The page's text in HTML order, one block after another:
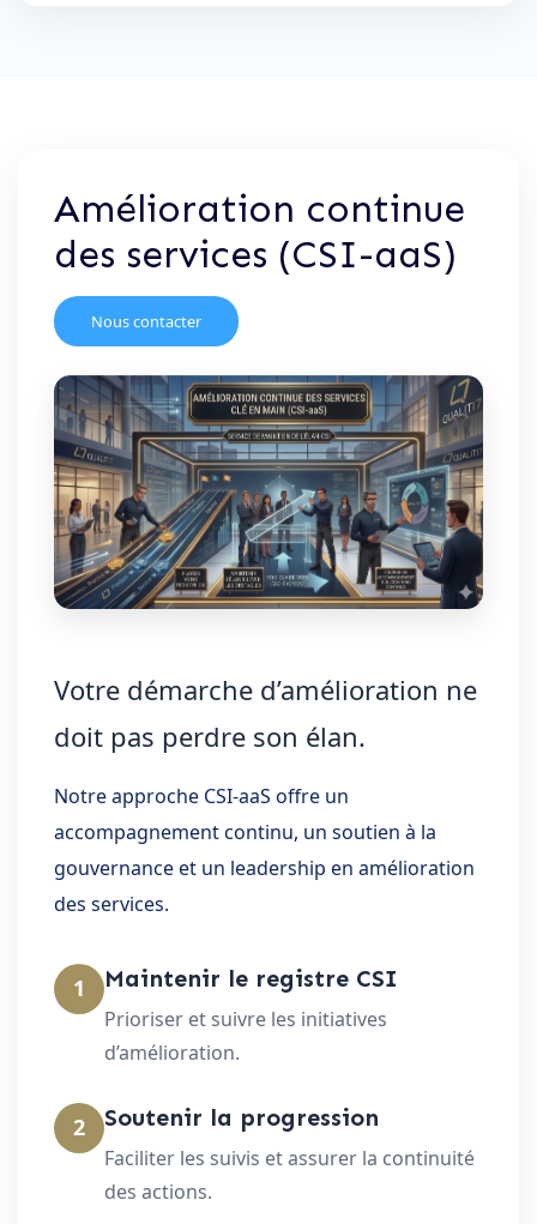
Amélioration continue
des services (CSI-aaS)
Nous contacter
Votre démarche d’amélioration ne
doit pas perdre son élan.
Notre approche CSI-aaS offre un
accompagnement continu, un soutien à la
gouvernance et un leadership en amélioration
des services.
1 Maintenir le registre CSI
Prioriser et suivre les initiatives
d’amélioration.
2 Soutenir la progression
Faciliter les suivis et assurer la continuité
des actions.